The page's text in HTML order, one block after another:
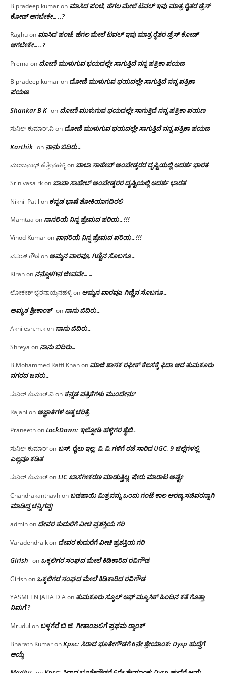
B pradeep kumaron ಮಾಸಿದ ಪಂಚೆ, ಹೆಗಲ ಮೇಲೆ ಟವಲ್‌ ಇವು ಮಾತ್ರ ರೈತರ ಡ್ರೆಸ್‌
ಕೋಡ್ ಆಗಬೇಕೇ…..?‌
Raghuon ಮಾಸಿದ ಪಂಚೆ, ಹೆಗಲ ಮೇಲೆ ಟವಲ್‌ ಇವು ಮಾತ್ರ ರೈತರ ಡ್ರೆಸ್‌ ಕೋಡ್
ಆಗಬೇಕೇ…..?‌
Prema on ದೋಣಿ ಮುಳುಗುವ ಭಯದಲ್ಲೇ ಸಾಗುತ್ತಿದೆ ನನ್ನ ಪತ್ರಿಕಾ ಪಯಣ
B pradeep kumaron ದೋಣಿ ಮುಳುಗುವ ಭಯದಲ್ಲೇ ಸಾಗುತ್ತಿದೆ ನನ್ನ ಪತ್ರಿಕಾ
ಪಯಣ
Shankar B K on ದೋಣಿ ಮುಳುಗುವ ಭಯದಲ್ಲೇ ಸಾಗುತ್ತಿದೆ ನನ್ನ ಪತ್ರಿಕಾ ಪಯಣ
ಸುನಿಲ್ ಕುಮಾರ್.ವಿon ದೋಣಿ ಮುಳುಗುವ ಭಯದಲ್ಲೇ ಸಾಗುತ್ತಿದೆ ನನ್ನ ಪತ್ರಿಕಾ ಪಯಣ
Karthik on ನಾನು ಬಿದಿರು…
ಮಂಜುನಾಥ್ ಹೆತ್ತೇನಹಳ್ಳಿon ಬಾಬಾ ಸಾಹೇಬ್ ಅಂಬೇಡ್ಕರರ ದೃಷ್ಟಿಯಲ್ಲಿ ಆದರ್ಶ ಭಾರತ
Srinivasa rkon ಬಾಬಾ ಸಾಹೇಬ್ ಅಂಬೇಡ್ಕರರ ದೃಷ್ಟಿಯಲ್ಲಿ ಆದರ್ಶ ಭಾರತ
Nikhil Patil on ಕನ್ನಡ ಭಾಷೆ ಶೋಕಿಯಾಗದಿರಲಿ
Mamtaa on ನಾನರಿಯೆ ನಿನ್ನ ಪ್ರೇಮದ ಪರಿಯ…!!!
Vinod Kumaron ನಾನರಿಯೆ ನಿನ್ನ ಪ್ರೇಮದ ಪರಿಯ…!!!
ವಸಂತ್ ಗೌಡon ಅಮ್ಮನ ವಾರವೂ, ಗಿಣ್ಣಿನ ಸೊಬಗೂ…
Kiranon ನನ್ನೊಳಗಿನ ಜೀವವೇ……
ಲೋಕೇಶ್ ಭೈರನಾಯ್ಕನಹಳ್ಳಿon ಅಮ್ಮನ ವಾರವೂ, ಗಿಣ್ಣಿನ ಸೊಬಗೂ…
ಅಮೃತ ಶ್ರೀಕಾಂತ್ on ನಾನು ಬಿದಿರು…
Akhilesh.m.kon ನಾನು ಬಿದಿರು…
Shreya on ನಾನು ಬಿದಿರು…
B.Mohammed Raffi Khanon ಮಾಜಿ ಶಾಸಕ ರಫೀಕ್ ಕೆಲಸಕ್ಕೆ ಫಿದಾ ಆದ ತುಮಕೂರು
ನಗರದ ಜನರು…
ಸುನಿಲ್ ಕುಮಾರ್.ವಿon ಕನ್ನಡ ಪತ್ರಿಕೆಗಳು ಮುಂದೇನು?
Rajani on ಅಜ್ಞಾತಿಗಳ ಆತ್ಮ ಚರಿತ್ರೆ
PraneethonLockDown: ಇಲ್ನೋಡಿ ಹಳ್ಳಿಗರ ಶೈಲಿ..
ಸುನಿಲ್ ಕುಮಾರ್on ಬಸ್, ರೈಲು ಇಲ್ಲ; ವಿ.ವಿ.ಗಳಿಗೆ ರಜೆ ಸಾರಿದ UGC, 9 ಜಿಲ್ಲೆಗಳಲ್ಲಿ
ಎಲ್ಲವೂ ಕಡಿತ
ಸುನಿಲ್ ಕುಮಾರ್onLIC ಖಾಸಗೀಕರಣ ಮಾಡುತ್ತಿಲ್ಲ, ಷೇರು ಮಾರಾಟ ಅಷ್ಟೇ
Chandrakanthavhon ಬಡಪಾಯಿ ಮಿತ್ರನನ್ನು ಒಂದು ಗಂಟೆ ಕಾಲ ಅರಣ್ಯ ಸಚಿವರನ್ನಾಗಿ
ಮಾಡಿದ್ದ ಚನ್ನಿಗಪ್ಪ!
adminon ದೇವರ ಕುದುರೆಗೆ ವೀಚಿ ಪ್ರಶಸ್ತಿಯ ಗರಿ
Varadendra kon ದೇವರ ಕುದುರೆಗೆ ವೀಚಿ ಪ್ರಶಸ್ತಿಯ ಗರಿ
Girish on ಒಕ್ಕಲಿಗರ ಸಂಘದ ಮೇಲೆ ಕಿಡಿಕಾರಿದ ರವಿಗೌಡ
Girishon ಒಕ್ಕಲಿಗರ ಸಂಘದ ಮೇಲೆ ಕಿಡಿಕಾರಿದ ರವಿಗೌಡ
YASMEEN JAHA D Aon ತುಮಕೂರು ಸ್ಕೂಲ್ ಆಫ್ ಮ್ಯೂಸಿಕ್ ಹಿಂದಿನ ಕತೆ ಗೊತ್ತಾ
ನಿಮಗೆ ?
Mrudul on ಬಳ್ಳಗೆರೆ ಬಿ.ಜಿ. ಗೀತಾಂಜಲಿಗೆ ಪ್ರಥಮ ರ‌್ಯಾಂಕ್
Bharath KumaronKpsc: ಸಿರಾದ ಭೂತೇಗೌಡಗೆ 6ನೇ ಶ್ರೇಯಾಂಕ: Dysp ಹುದ್ದೆಗೆ
ಆಯ್ಕೆ